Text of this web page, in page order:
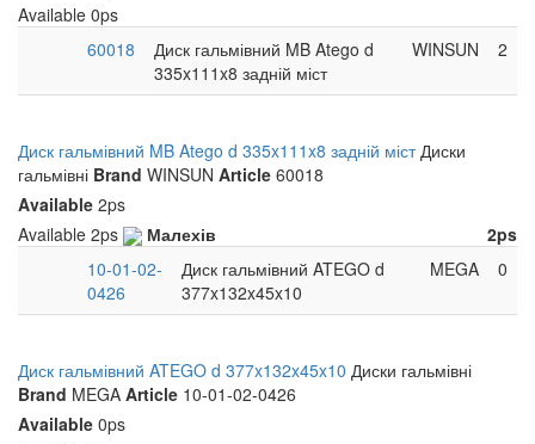
Available 0ps
60018
Диск гальмівний MB Atego d
335x111x8 задній міст
WINSUN 2
Диск гальмівний MB Atego d 335x111x8 задній міст Диски
гальмівні Brand WINSUN Article 60018
Available 2ps
Available 2ps Малехів
2ps
10-01-02-
0426
Диск гальмівний ATEGO d
377x132x45x10
MEGA 0
Диск гальмівний ATEGO d 377x132x45x10 Диски гальмівні
Brand MEGA Article 10-01-02-0426
Available 0ps